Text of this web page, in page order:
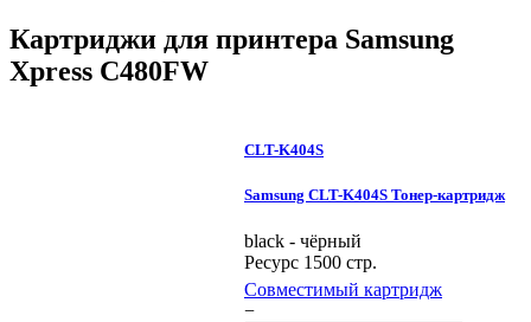
Картриджи для принтера Samsung
Xpress C480FW
CLT-K404S
Samsung CLT-K404S Тонер-картридж
black - чёрный
Ресурс 1500 стр.
Совместимый картридж
−